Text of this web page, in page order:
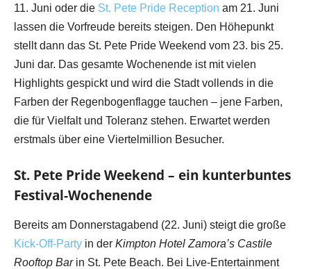
11. Juni oder die St. Pete Pride Reception am 21. Juni
lassen die Vorfreude bereits steigen. Den Höhepunkt
stellt dann das St. Pete Pride Weekend vom 23. bis 25.
Juni dar. Das gesamte Wochenende ist mit vielen
Highlights gespickt und wird die Stadt vollends in die
Farben der Regenbogenflagge tauchen – jene Farben,
die für Vielfalt und Toleranz stehen. Erwartet werden
erstmals über eine Viertelmillion Besucher.
St. Pete Pride Weekend – ein kunterbuntes
Festival-Wochenende
Bereits am Donnerstagabend (22. Juni) steigt die große
Kick-Off-Party in der Kimpton Hotel Zamora’s Castile
Rooftop Barin St. Pete Beach. Bei Live-Entertainment